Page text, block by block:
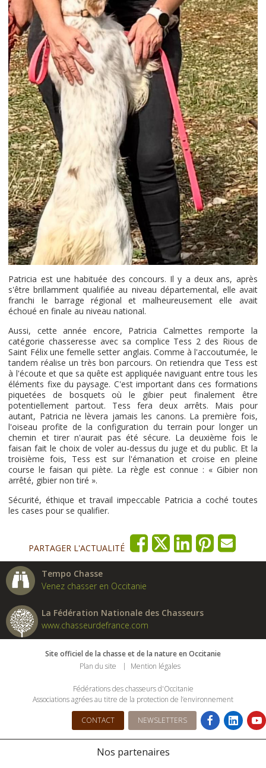
Patricia est une habituée des concours. Il y a deux ans, après
s'être brillamment qualifiée au niveau départemental, elle avait
franchi le barrage régional et malheureusement elle avait
échoué en finale au niveau national.
Aussi, cette année encore, Patricia Calmettes remporte la
catégorie chasseresse avec sa complice Tess 2 des Rious de
Saint Félix une femelle setter anglais. Comme à l'accoutumée, le
tandem réalise un très bon parcours. On retiendra que Tess est
à l'écoute et que sa quête est appliquée naviguant entre tous les
éléments fixe du paysage. C'est important dans ces formations
piquetées de bosquets où le gibier peut finalement être
potentiellement partout. Tess fera deux arrêts. Mais pour
autant, Patricia ne lèvera jamais les canons. La première fois,
l'oiseau profite de la configuration du terrain pour longer un
chemin et tirer n'aurait pas été sécure. La deuxième fois le
faisan fait le choix de voler au-dessus du juge et du public. Et la
troisième fois, Tess est sur l'émanation et croise en pleine
course le faisan qui piète. La règle est connue : « Gibier non
arrêté, gibier non tiré ».
Sécurité, éthique et travail impeccable Patricia a coché toutes
les cases pour se qualifier.
PARTAGER L'ACTUALITÉ
Tempo Chasse
Venez chasser en Occitanie
La Fédération Nationale des Chasseurs
www.chasseurdefrance.com
Site officiel de la chasse et de la nature en Occitanie
Plan du site
Mention légales
Fédérations des chasseurs d'Occitanie
Associations agrées au titre de la protection de l’environnement
CONTACT NEWSLETTERS
Nos partenaires